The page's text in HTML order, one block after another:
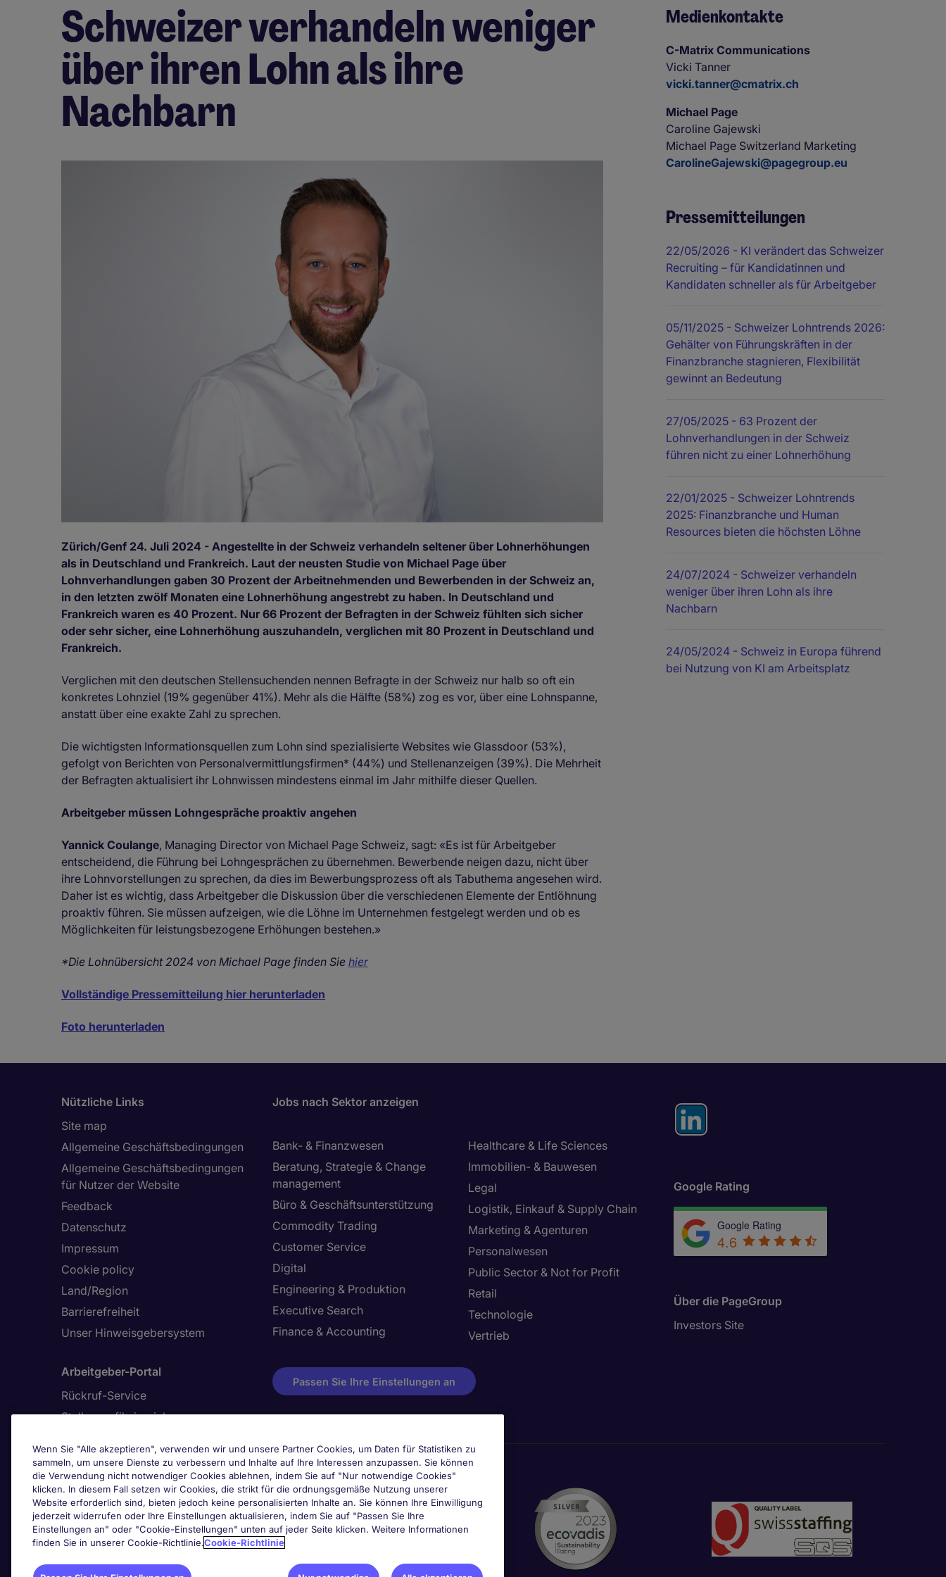
Schweizer verhandeln weniger
über ihren Lohn als ihre
Nachbarn
Zürich/Genf 24. Juli 2024 - Angestellte in der Schweiz verhandeln seltener über Lohnerhöhungen
als in Deutschland und Frankreich. Laut der neusten Studie von Michael Page über
Lohnverhandlungen gaben 30 Prozent der Arbeitnehmenden und Bewerbenden in der Schweiz an,
in den letzten zwölf Monaten eine Lohnerhöhung angestrebt zu haben. In Deutschland und
Frankreich waren es 40 Prozent. Nur 66 Prozent der Befragten in der Schweiz fühlten sich sicher
oder sehr sicher, eine Lohnerhöhung auszuhandeln, verglichen mit 80 Prozent in Deutschland und
Frankreich.
Verglichen mit den deutschen Stellensuchenden nennen Befragte in der Schweiz nur halb so oft ein
konkretes Lohnziel (19% gegenüber 41%). Mehr als die Hälfte (58%) zog es vor, über eine Lohnspanne,
anstatt über eine exakte Zahl zu sprechen.
Die wichtigsten Informationsquellen zum Lohn sind spezialisierte Websites wie Glassdoor (53%),
gefolgt von Berichten von Personalvermittlungsfirmen* (44%) und Stellenanzeigen (39%). Die Mehrheit
der Befragten aktualisiert ihr Lohnwissen mindestens einmal im Jahr mithilfe dieser Quellen.
Arbeitgeber müssen Lohngespräche proaktiv angehen
Yannick Coulange, Managing Director von Michael Page Schweiz, sagt: «Es ist für Arbeitgeber
entscheidend, die Führung bei Lohngesprächen zu übernehmen. Bewerbende neigen dazu, nicht über
ihre Lohnvorstellungen zu sprechen, da dies im Bewerbungsprozess oft als Tabuthema angesehen wird.
Daher ist es wichtig, dass Arbeitgeber die Diskussion über die verschiedenen Elemente der Entlöhnung
proaktiv führen. Sie müssen aufzeigen, wie die Löhne im Unternehmen festgelegt werden und ob es
Möglichkeiten für leistungsbezogene Erhöhungen bestehen.»
*Die Lohnübersicht 2024 von Michael Page finden Sie hier
Vollständige Pressemitteilung hier herunterladen
Foto herunterladen
Medienkontakte
C-Matrix Communications
Vicki Tanner
vicki.tanner@cmatrix.ch
Michael Page
Caroline Gajewski
Michael Page Switzerland Marketing
CarolineGajewski@pagegroup.eu
Pressemitteilungen
22/05/2026 - KI verändert das Schweizer
Recruiting – für Kandidatinnen und
Kandidaten schneller als für Arbeitgeber
05/11/2025- Schweizer Lohntrends 2026:
Gehälter von Führungskräften in der
Finanzbranche stagnieren, Flexibilität
gewinnt an Bedeutung
27/05/2025- 63 Prozent der
Lohnverhandlungen in der Schweiz
führen nicht zu einer Lohnerhöhung
22/01/2025- Schweizer Lohntrends
2025: Finanzbranche und Human
Resources bieten die höchsten Löhne
24/07/2024- Schweizer verhandeln
weniger über ihren Lohn als ihre
Nachbarn
24/05/2024- Schweiz in Europa führend
bei Nutzung von KI am Arbeitsplatz
Nützliche Links
Site map
Allgemeine Geschäftsbedingungen
Allgemeine Geschäftsbedingungen
für Nutzer der Website
Feedback
Datenschutz
Impressum
Cookie policy
Land/Region
Barrierefreiheit
Unser Hinweisgebersystem
Arbeitgeber-Portal
Rückruf-Service
Stellenprofil einreichen
Jobs nach Sektor anzeigen
Bank- & Finanzwesen
Beratung, Strategie & Change
management
Büro & Geschäftsunterstützung
Commodity Trading
Customer Service
Digital
Engineering & Produktion
Executive Search
Finance & Accounting
Healthcare & Life Sciences
Immobilien- & Bauwesen
Legal
Logistik, Einkauf & Supply Chain
Marketing & Agenturen
Personalwesen
Public Sector & Not for Profit
Retail
Technologie
Vertrieb
Passen Sie Ihre Einstellungen an
Google Rating
Google Rating
4.6
Über die PageGroup
Investors Site
Awards
Wenn Sie "Alle akzeptieren", verwenden wir und unsere Partner Cookies, um Daten für Statistiken zu
sammeln, um unsere Dienste zu verbessern und Inhalte auf Ihre Interessen anzupassen. Sie können
die Verwendung nicht notwendiger Cookies ablehnen, indem Sie auf "Nur notwendige Cookies"
klicken. In diesem Fall setzen wir Cookies, die strikt für die ordnungsgemäße Nutzung unserer
Website erforderlich sind, bieten jedoch keine personalisierten Inhalte an. Sie können Ihre Einwilligung
jederzeit widerrufen oder Ihre Einstellungen aktualisieren, indem Sie auf "Passen Sie Ihre
Einstellungen an" oder "Cookie-Einstellungen" unten auf jeder Seite klicken. Weitere Informationen
finden Sie in unserer Cookie-Richtlinie.Cookie-Richtlinie